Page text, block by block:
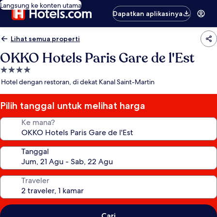
Langsung ke konten utama
Dapatkan aplikasinya
Lihat semua properti
OKKO Hotels Paris Gare de l'Est
Properti
bintang
Hotel dengan restoran, di dekat Kanal Saint-Martin
Pilih tanggal untuk melihat harga
Ke mana?
Tanggal
Traveler